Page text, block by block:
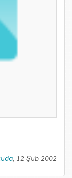
, 12 Şub 2002